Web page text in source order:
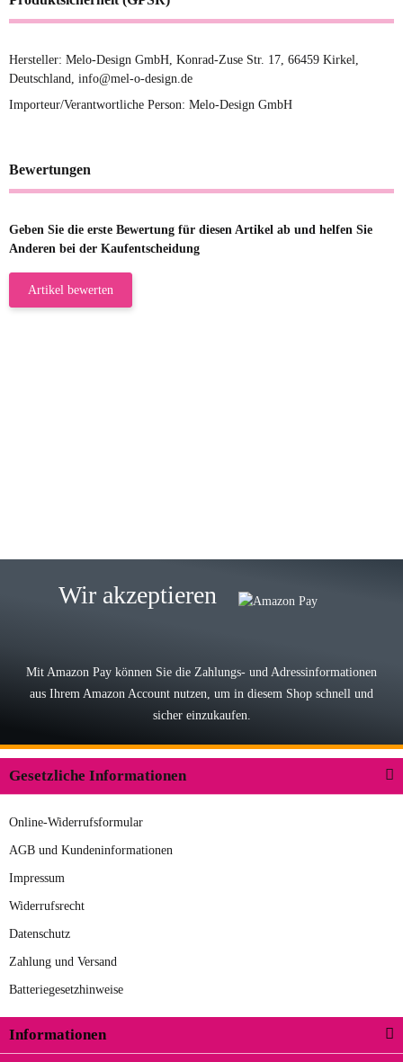
Hersteller: Melo-Design GmbH, Konrad-Zuse Str. 17, 66459 Kirkel,
Deutschland, info@mel-o-design.de
Importeur/Verantwortliche Person: Melo-Design GmbH
Bewertungen
Geben Sie die erste Bewertung für diesen Artikel ab und helfen Sie
Anderen bei der Kaufentscheidung
Artikel bewerten
Lieferung, man kann bedenkenlos
Der Koffer macht einen sehr soliden
nicht viel sagen, da er erst noch zum
Wir akzeptieren
Mit Amazon Pay können Sie die Zahlungs- und Adressinformationen
aus Ihrem Amazon Account nutzen, um in diesem Shop schnell und
sicher einzukaufen.
Gesetzliche Informationen
Online-Widerrufsformular
AGB und Kundeninformationen
Impressum
Widerrufsrecht
Datenschutz
Zahlung und Versand
Batteriegesetzhinweise
Informationen